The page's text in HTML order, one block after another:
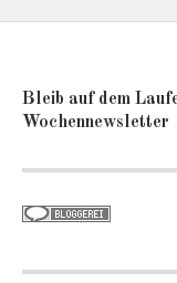
Bleib auf dem
Wochennewsletter